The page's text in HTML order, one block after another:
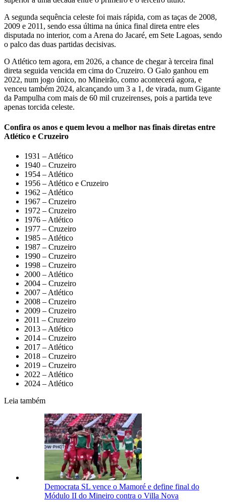
A segunda sequência celeste foi mais rápida, com as taças de 2008,
2009 e 2011, sendo essa última na única final direta entre eles
disputada no interior, com a Arena do Jacaré, em Sete Lagoas, sendo
o palco das duas partidas decisivas.
O Atlético tem agora, em 2026, a chance de chegar à terceira final
direta seguida vencida em cima do Cruzeiro. O Galo ganhou em
2022, num jogo único, no Mineirão, como acontecerá agora, e
venceu também 2024, alcançando um 3 a 1, de virada, num Gigante
da Pampulha com mais de 60 mil cruzeirenses, pois a partida teve
apenas torcida celeste.
Confira os anos e quem levou a melhor nas finais diretas entre
Atlético e Cruzeiro
1931 – Atlético
1940 – Cruzeiro
1954 – Atlético
1956 – Atlético e Cruzeiro
1962 – Atlético
1967 – Cruzeiro
1972 – Cruzeiro
1976 – Atlético
1977 – Cruzeiro
1985 – Atlético
1987 – Cruzeiro
1990 – Cruzeiro
1998 – Cruzeiro
2000 – Atlético
2004 – Cruzeiro
2007 – Atlético
2008 – Cruzeiro
2009 – Cruzeiro
2011 – Cruzeiro
2013 – Atlético
2014 – Cruzeiro
2017 – Atlético
2018 – Cruzeiro
2019 – Cruzeiro
2022 – Atlético
2024 – Atlético
Leia também
Democrata SL vence o Mamoré e define final do
Módulo II do Mineiro contra o Villa Nova